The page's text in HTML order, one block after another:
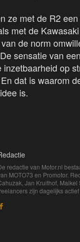
ze met de R2
met de
de norm
sensatie van
inzetbaarheid op
dat is waarom
is.
redactie van Motor.nl
MOTO73 en Promotor.
Jan Kruithof, Maikel
zijn dagelijks actief